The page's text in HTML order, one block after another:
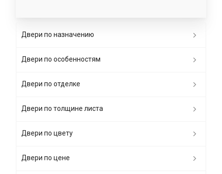
Двери по назначению
Двери по особенностям
Двери по отделке
Двери по толщине листа
Двери по цвету
Двери по цене